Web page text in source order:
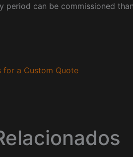
period can be commissioned
a Custom Quote